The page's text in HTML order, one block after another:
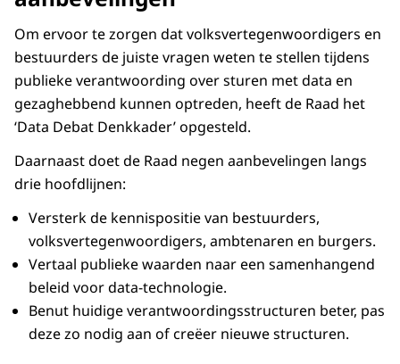
Om ervoor te zorgen dat volksvertegenwoordigers en
bestuurders de juiste vragen weten te stellen tijdens
publieke verantwoording over sturen met data en
gezaghebbend kunnen optreden, heeft de Raad het
‘Data Debat Denkkader’ opgesteld.
Daarnaast doet de Raad negen aanbevelingen langs
drie hoofdlijnen:
Versterk de kennispositie van bestuurders,
volksvertegenwoordigers, ambtenaren en burgers.
Vertaal publieke waarden naar een samenhangend
beleid voor data-technologie.
Benut huidige verantwoordingsstructuren beter, pas
deze zo nodig aan of creëer nieuwe structuren.